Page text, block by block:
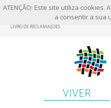
ATENÇÃO: Este site utiliza cookies.
a consentir a sua
LIVRO DE RECLAMAÇÕES
VIVER